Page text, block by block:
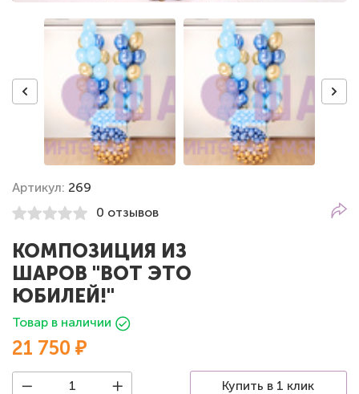
Артикул: 269
0 отзывов
КОМПОЗИЦИЯ ИЗ
ШАРОВ "ВОТ ЭТО
ЮБИЛЕЙ!"
Товар в наличии
21 750 ₽
Купить в 1 клик